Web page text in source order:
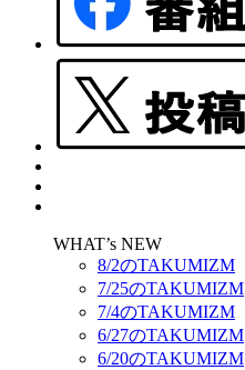
WHAT’s NEW
8/2のTAKUMIZM
7/25のTAKUMIZM
7/4のTAKUMIZM
6/27のTAKUMIZM
6/20のTAKUMIZM